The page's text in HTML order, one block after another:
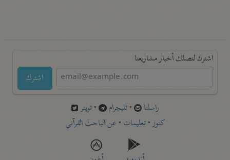
اشترك لتصلك أخبار مشاريعنا
اشترك
راسلنا •تليجرام •تويتر
كنوز•تعليمات •عن الباحث القرآني